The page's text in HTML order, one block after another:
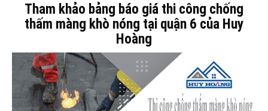
Tham khảo bảng báo giá thi công chống
thấm màng khò nóng tại quận 6 của Huy
Hoàng